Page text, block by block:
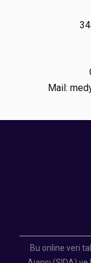
Mail:
Bu online veri